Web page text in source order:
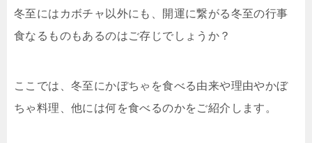
冬至にはカボチャ以外にも、開運に繋がる冬至の行事
食なるものもあるのはご存じでしょうか？
ここでは、冬至にかぼちゃを食べる由来や理由やかぼ
ちゃ料理、他には何を食べるのかをご紹介します。